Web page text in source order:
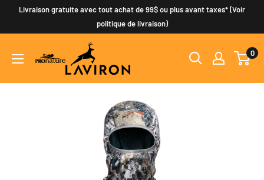
PasserLivraison gratuite avec tout achat de 99$ ou plus avant taxes* (Voir
politique de livraison)
0